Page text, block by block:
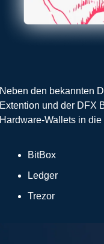
Neben den bekannten
Extention und der DFX
Hardware-Wallets in
BitBox
Ledger
Trezor